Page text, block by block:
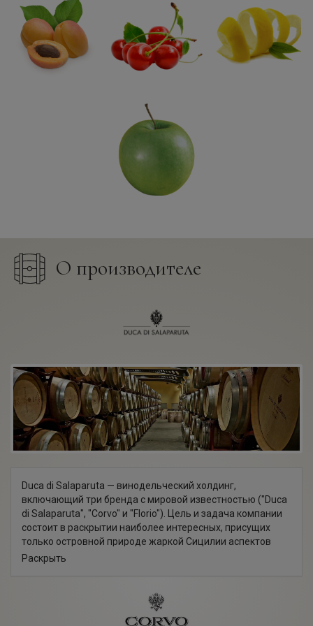
О производителе
Duca di Salaparuta — винодельческий холдинг,
включающий три бренда с мировой известностью ("Duca
di Salaparuta", "Corvo" и "Florio"). Цель и задача компании
состоит в раскрытии наиболее интересных, присущих
только островной природе жаркой Сицилии аспектов
терруара и оригинальных сортов винограда, рожденных в
подходящими почвенно-климатическими
характеристиками. Так появились усадьба SuorMarchesa,
Раскрыть